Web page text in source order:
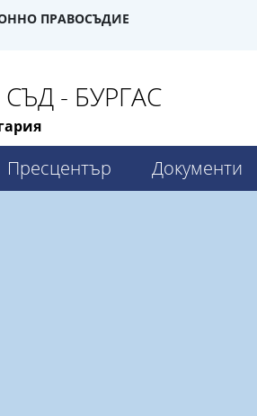
ПРАВОСЪДИЕ
- БУРГАС
Пресцентър Документи